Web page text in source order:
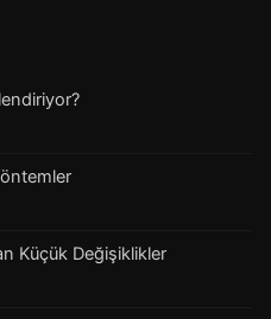
Küçük Değişiklikler